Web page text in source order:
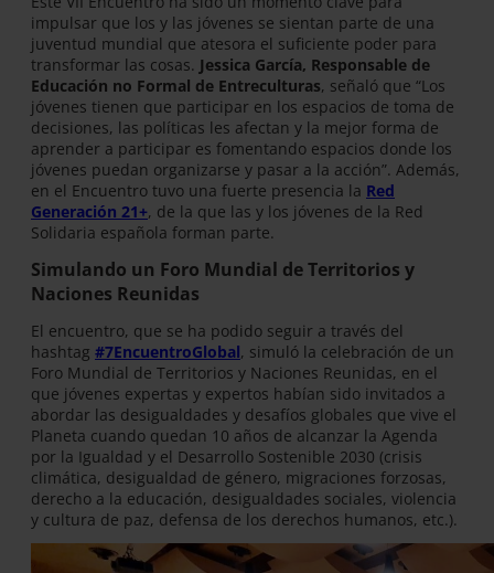
impulsar que los y las jóvenes se sientan parte de una
juventud mundial que atesora el suficiente poder para
transformar las cosas. Jessica García, Responsable de
Educación no Formal de Entreculturas, señaló que “Los
jóvenes tienen que participar en los espacios de toma de
decisiones, las políticas les afectan y la mejor forma de
aprender a participar es fomentando espacios donde los
jóvenes puedan organizarse y pasar a la acción”. Además,
en el Encuentro tuvo una fuerte presencia la Red
Generación 21+, de la que las y los jóvenes de la Red
Solidaria española forman parte.
Simulando un Foro Mundial de Territorios y
Naciones Reunidas
El encuentro, que se ha podido seguir a través del
hashtag #7EncuentroGlobal, simuló la celebración de un
Foro Mundial de Territorios y Naciones Reunidas, en el
que jóvenes expertas y expertos habían sido invitados a
abordar las desigualdades y desafíos globales que vive el
Planeta cuando quedan 10 años de alcanzar la Agenda
por la Igualdad y el Desarrollo Sostenible 2030 (crisis
climática, desigualdad de género, migraciones forzosas,
derecho a la educación, desigualdades sociales, violencia
y cultura de paz, defensa de los derechos humanos, etc.).